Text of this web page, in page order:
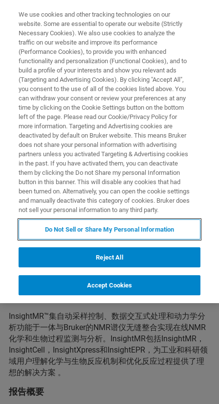
NUCLEAR MAGNETIC RESONANCE (NMR) WEBINAR
InsightMR，-Xpress，-Cell:
NMR在线监控反应和活细胞的解
决方案
NMR以其特有的定性和定量优势正成为一个日
益重要的化学反应监测工具，工业和学术科研
人员可以通过NMR谱图所提供的信息增加对反
应机制的理解并提出优化反应过程的解决方
案。
报告简述
InsightMR™集自动采样控制、数据交互式处理和动力学分
析功能于一体与Bruker的NMR谱仪无缝整合实现在线NMR
化学和生物过程监测与分析。InsightMR包括InsightMR，
InsightCell，InsightXpress和InsightEPR，为工业和科研领
域用户理解化学与生物反应机制和优化反应过程提供了理
想的解决方案 。
报告概要
We use cookies and other tracking technologies on our
website. Some are essential to operate our website (Strictly
Necessary Cookies). We also use cookies to analyze the
traffic on our website and improve its performance
(Performance Cookies), to provide you with enhanced
functionality and personalization (Functional Cookies), and to
build a profile of your interests and show you relevant ads
(Targeting and Advertising Cookies). By clicking "Accept All",
you consent to the use of all of the cookies listed above. You
can withdraw your consent or review your preferences at any
time by clicking on the Cookie Settings button on the bottom
left of the page. Please read our Cookie/Privacy Policy for
more information. Targeting and Advertising cookies are
deactivated by default on Bruker website. This means Bruker
does not share your personal information with advertising
partners unless you activated Targeting & Advertising cookies
in the past. If you have activated them, you can deactivate
them by clicking the Do not Share my personal Information
button in this banner. This will disable any cookies that had
been turned on. Alternatively, you can open the cookie settings
and manually deactivate this category of cookies. Bruker does
not sell your personal information to any third party.
Do Not Sell or Share My Personal Information
Reject All
Accept Cookies